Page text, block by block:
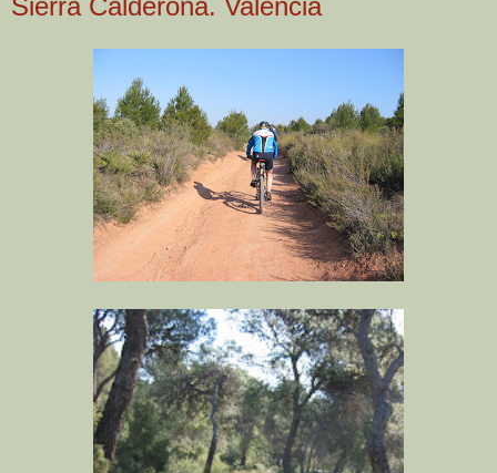
Sierra Calderona. Valencia